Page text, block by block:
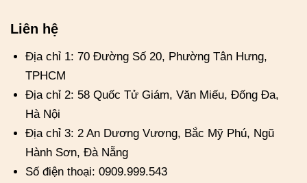
Liên hệ
Địa chỉ 1: 70 Đường Số 20, Phường Tân Hưng,
TPHCM
Địa chỉ 2: 58 Quốc Tử Giám, Văn Miếu, Đống Đa,
Hà Nội
Địa chỉ 3: 2 An Dương Vương, Bắc Mỹ Phú, Ngũ
Hành Sơn, Đà Nẵng
Số điện thoại: 0909.999.543